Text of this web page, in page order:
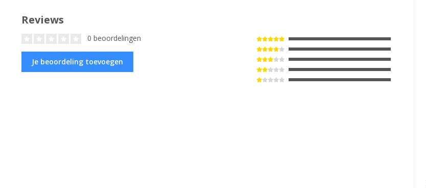
Reviews
0 beoordelingen
Je beoordeling toevoegen